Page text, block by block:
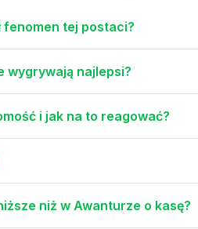
fenomen tej postaci?
wygrywają najlepsi?
i jak na to reagować?
niż w Awanturze o kasę?